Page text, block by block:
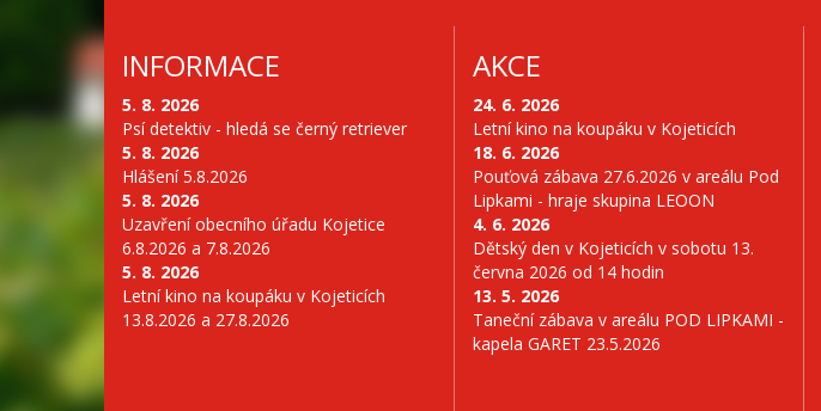
INFORMACE
5. 8. 2026
Psí detektiv - hledá se černý retriever
5. 8. 2026
Hlášení 5.8.2026
5. 8. 2026
Uzavření obecního úřadu Kojetice
6.8.2026 a 7.8.2026
5. 8. 2026
Letní kino na koupáku v Kojeticích
13.8.2026 a 27.8.2026
AKCE
24. 6. 2026
Letní kino na koupáku v Kojeticích
18. 6. 2026
Pouťová zábava 27.6.2026 v areálu Pod
Lipkami - hraje skupina LEOON
4. 6. 2026
Dětský den v Kojeticích v sobotu 13.
června 2026 od 14 hodin
13. 5. 2026
Taneční zábava v areálu POD LIPKAMI -
kapela GARET 23.5.2026